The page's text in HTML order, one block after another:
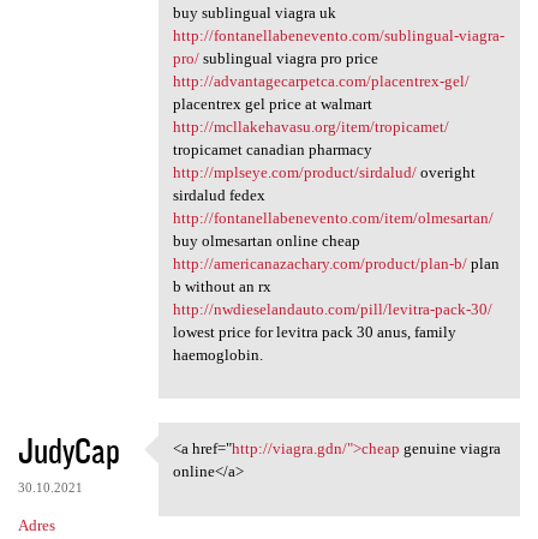
buy sublingual viagra uk
http://fontanellabenevento.com/sublingual-viagra-
pro/sublingual viagra pro price
http://advantagecarpetca.com/placentrex-gel/
placentrex gel price at walmart
http://mcllakehavasu.org/item/tropicamet/
tropicamet canadian pharmacy
http://mplseye.com/product/sirdalud/overight
sirdalud fedex
http://fontanellabenevento.com/item/olmesartan/
buy olmesartan online cheap
http://americanazachary.com/product/plan-b/plan
b without an rx
http://nwdieselandauto.com/pill/levitra-pack-30/
lowest price for levitra pack 30 anus, family
haemoglobin.
JudyCap
30.10.2021
Adres
<a href="http://viagra.gdn/"
<a href="http://viagra.gdn/">cheap genuine viagra
online</a>